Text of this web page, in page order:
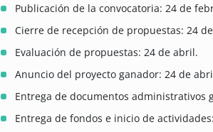
Publicación de la convocatoria: 24 de
Cierre de recepción de propuestas: 24
Evaluación de propuestas: 24 de abril.
Anuncio del proyecto ganador: 24 de
Entrega de documentos administrativos
Entrega de fondos e inicio de